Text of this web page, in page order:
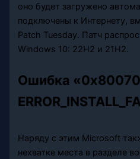
оно будет загружено
подключены к Интернету,
Patch Tuesday. Патч
Windows 10: 22H2 и 21H2.
Ошибка
Наряду с этим Microsoft
нехватке места в разделе